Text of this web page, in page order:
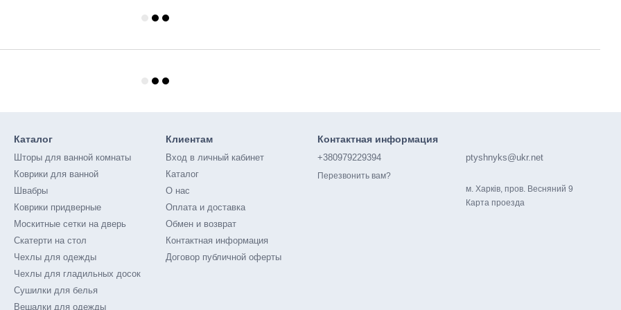
Каталог
Шторы для ванной комнаты
Коврики для ванной
Швабры
Коврики придверные
Москитные сетки на дверь
Скатерти на стол
Чехлы для одежды
Чехлы для гладильных досок
Сушилки для белья
Вешалки для одежды
Клиентам
Вход в личный кабинет
Каталог
О нас
Оплата и доставка
Обмен и возврат
Контактная информация
Договор публичной оферты
Контактная информация
+380979229394
Перезвонить вам?
ptyshnyks@ukr.net
м. Харків, пров. Весняний 9
Карта проезда